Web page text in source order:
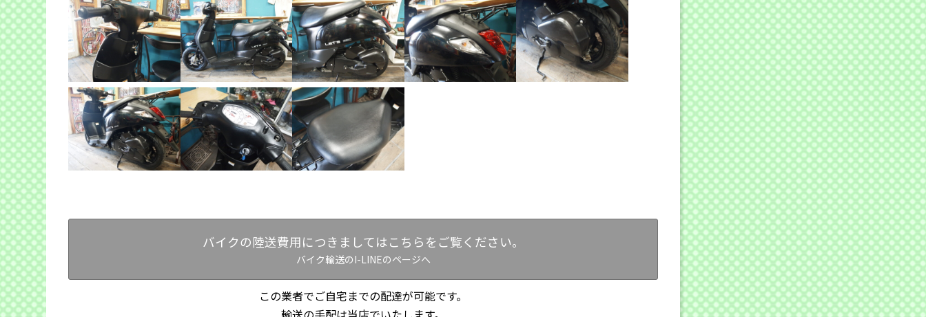
バイクの陸送費用につきましてはこちらをご覧ください。
バイク輸送のI-LINEのページへ
この業者でご自宅までの配達が可能です。